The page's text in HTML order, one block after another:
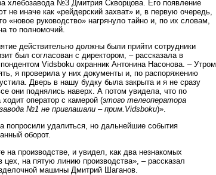
хлебозавода №3 Дмитрия Скворцова. Его появление
не иначе как «рейдерский захват» и, в первую очередь,
«новое руководство» нагрянуло тайно и, по их словам,
то полномочий.
действительно должны были прийти сотрудники
был согласован с директором, – рассказала в
Vidsboku охранник Антонина Насонова. – Утром
я проверила у них документы и, по распоряжению
Дверь в нашу будку была закрыта и я не сразу
они поднялись наверх. А потом увидела, что по
ходит оператор с камерой (этого телеоператора
№1 не приглашали – прим.Vidsboku)».
попросили удалиться, но дальнейшие события
оборот.
на производстве, и увидел, как два незнакомых
цех, на пятую линию производства», – рассказал
машины Дмитрий Шаганов.